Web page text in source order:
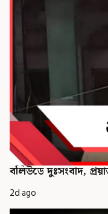
বলিউডে দুঃসংবাদ,
2d ago